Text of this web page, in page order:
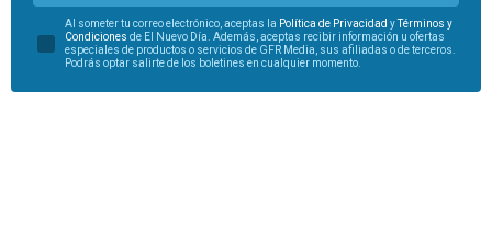
Al someter tu correo electrónico, aceptas la Política de Privacidad yTérminos y
Condiciones de El Nuevo Día. Además, aceptas recibir información u ofertas
especiales de productos o servicios de GFR Media, sus afiliadas o de terceros.
Podrás optar salirte de los boletines en cualquier momento.